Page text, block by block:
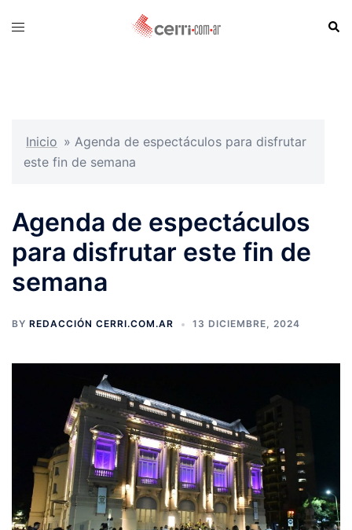
Toggle
Inicio » Agenda de espectáculos para disfrutar
este fin de semana
Agenda de espectáculos
para disfrutar este fin de
semana
BY REDACCIÓN CERRI.COM.AR 13 DICIEMBRE, 2024